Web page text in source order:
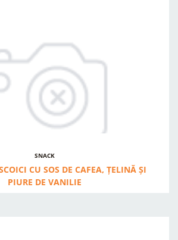
SNACK
CU SOS DE CAFEA, ȚELINĂ ȘI
PIURE DE VANILIE